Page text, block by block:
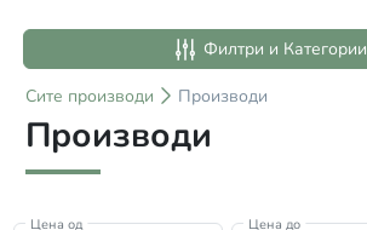
Филтри и Категории
Сите производи Производи
Производи
Цена од Цена до